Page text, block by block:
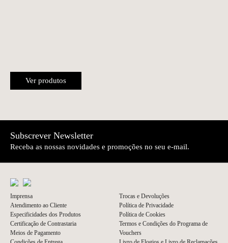
Ver produtos
Subscrever Newsletter
Receba as nossas novidades e promoções no seu e-mail.
Imprensa
Atendimento ao Cliente
Especificidades dos Produtos
Certificação de Contrastaria
Meios de Pagamento
Trocas e Devoluções
Política de Privacidade
Política de Cookies
Termos e Condições do Programa de
Vouchers